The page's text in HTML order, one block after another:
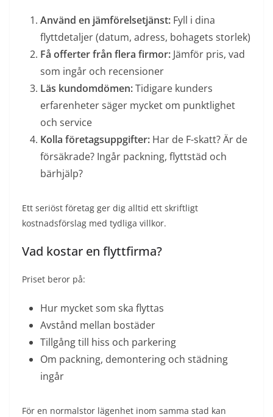
Använd en jämförelsetjänst: Fyll i dina
flyttdetaljer (datum, adress, bohagets storlek)
Få offerter från flera firmor: Jämför pris, vad
som ingår och recensioner
Läs kundomdömen:Tidigare kunders
erfarenheter säger mycket om punktlighet
och service
Kolla företagsuppgifter: Har de F-skatt? Är de
försäkrade? Ingår packning, flyttstäd och
bärhjälp?
Ett seriöst företag ger dig alltid ett skriftligt
kostnadsförslag med tydliga villkor.
Vad kostar en flyttfirma?
Priset beror på:
Hur mycket som ska flyttas
Avstånd mellan bostäder
Tillgång till hiss och parkering
Om packning, demontering och städning
ingår
För en normalstor lägenhet inom samma stad kan